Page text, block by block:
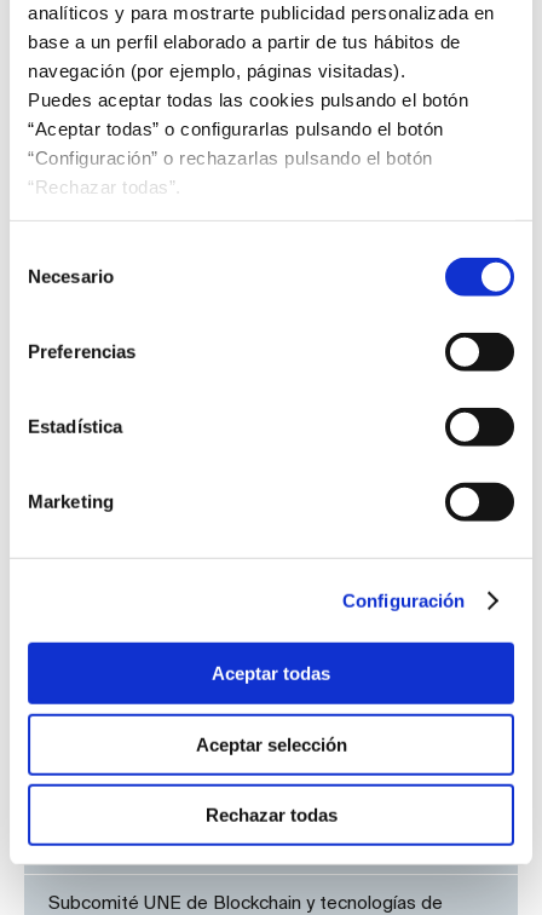
analíticos y para mostrarte publicidad personalizada en
base a un perfil elaborado a partir de tus hábitos de
navegación (por ejemplo, páginas visitadas).
Puedes aceptar todas las cookies pulsando el botón
“Aceptar todas” o configurarlas pulsando el botón
“Configuración” o rechazarlas pulsando el botón
“Rechazar todas”.
Necesario
Preferencias
Estadística
Marketing
Configuración
Aceptar todas
Aceptar selección
Rechazar todas
Noticias UNE
Reunión con la Secretaria de Estado de Industria
Alberto Martín Bravo, nuevo Director de Comunicación
Alfredo Berges, premiado por su trayectoria
UNE y Unión Profesional impulsarán las normas en el
Apoyo de las normas UNE a la seguridad industrial
Webinario UNE y ANFAC: normas y vehículo
Reuniones de comités
Grupo de Trabajo UNE de Instrumentos de medida de
las emisiones de vehículos en remoto
Subcomité UNE de Blockchain y tecnologías de